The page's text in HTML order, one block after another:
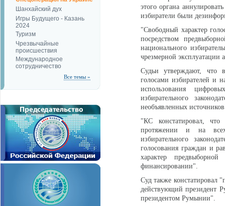
Шанхайский дух
Игры Будущего - Казань
2024
Туризм
Чрезвычайные
происшествия
Международное
сотрудничество
Все темы »
этого органа
избиратели были
"Свободный характер
посредством
национального
чрезмерной эксплуатации
Судьи утверждают, что
голосами избирателей и
использования
избирательного
необъявленных
"КС констатировал,
протяжении и на
избирательного
голосования граждан и
характер
финансировании".
Суд также констатировал
действующий президент
президентом Румынии".